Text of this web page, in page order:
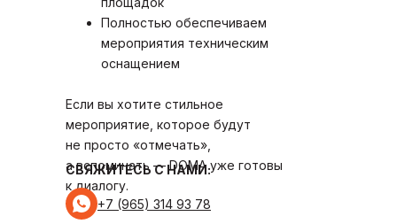
СВЯЖИТЕСЬ С НАМИ:
Полностью обеспечиваем
мероприятия техническим
оснащением
Если вы хотите стильное
мероприятие, которое будут
не просто «отмечать»,
а вспоминать — DOMA уже готовы
к диалогу.
+7 (965) 314 93 78